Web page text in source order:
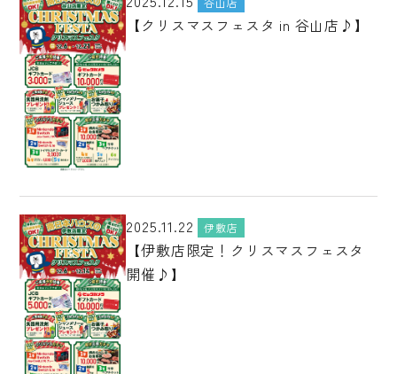
【クリスマスフェスタ in 谷山店♪】
2025.11.22 伊敷店
【伊敷店限定！クリスマスフェスタ
開催♪】